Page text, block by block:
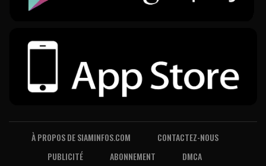
À PROPOS DE SIAMINFOS.COM
CONTACTEZ-NOUS
PUBLICITÉ
ABONNEMENT
DMCA